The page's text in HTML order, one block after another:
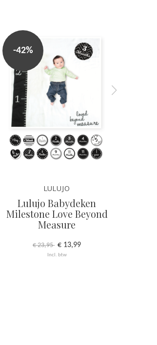
-42%
LULUJO
Lulujo Babydeken
Milestone Love Beyond
Measure
€ 23,95 € 13,99
Incl. btw